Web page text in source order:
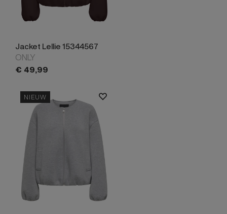
Jacket Lellie 15344567
ONLY
€ 49,99
NIEUW